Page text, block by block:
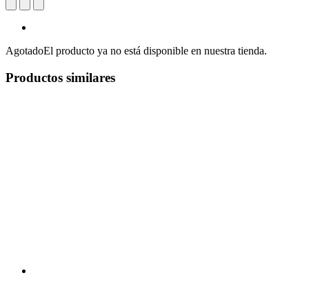
AgotadoEl producto ya no está disponible en nuestra tienda.
Productos similares